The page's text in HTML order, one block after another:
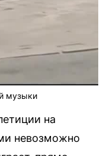
музыки
на
невозможно